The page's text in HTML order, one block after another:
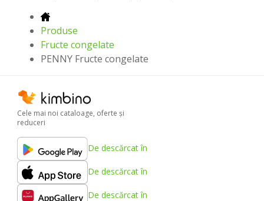
Produse
Fructe congelate
PENNY Fructe congelate
Cele mai noi cataloage, oferte şi
reduceri
De descărcat în
De descărcat în
De descărcat în